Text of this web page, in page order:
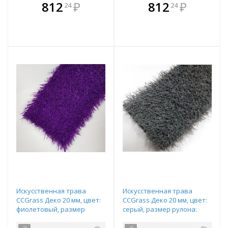
812 24 ₽
В комплекте
всегда выгоднее!
В комплекте
всегда выгоднее!
812 24 ₽
Искусственная трава
CCGrass Деко 20 мм, цвет:
фиолетовый, размер
Искусственная трава
CCGrass Деко 20 мм, цвет:
серый, размер рулона: